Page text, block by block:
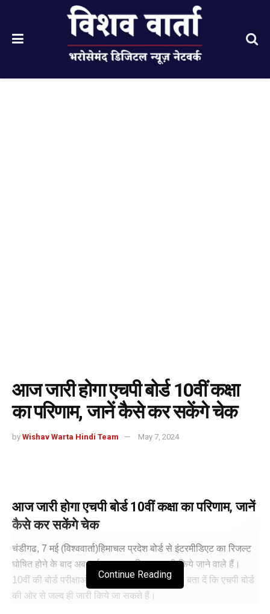
आज जारी होगा एचपी बोर्ड 10वीं कक्षा
का परिणाम, जानें कैसे कर सकेंगे चेक
by Wishav Warta Hindi Team May 7, 2024
आज जारी होगा एचपी बोर्ड 10वीं कक्षा का परिणाम,जानें
कैसे कर सकेंगे चेक
चंडीगढ, 7 मई (विश्ववार्ता)हिमाचल प्रदेश बोर्ड से इंटरमीडिएट का रिजल्ट
घोषित होने के बाद अब हाई स्कूल का रिजल्ट जारी किये जाने वाले हैं।
10वीं की बोर्ड परीक्षाओं में भाग लेने वाले स्टूडेंट्स को बता दें कि एचपी बोर्ड
की ओर से जल्द ही जारी किये जा सकते हैं।
Continue Reading